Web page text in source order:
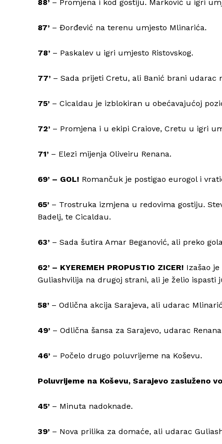
88’ – Promjena i kod gostiju. Marković u igri
87’ – Đorđević na terenu umjesto Mlinarića.
78’ – Paskalev u igri umjesto Ristovskog.
77’ – Sada prijeti Cretu, ali Banić brani udarac
75’ – Cicaldau je izblokiran u obećavajućoj
72’ – Promjena i u ekipi Craiove, Cretu u igri
71’ – Elezi mijenja Oliveiru Renana.
69’ – GOL! Romančuk je postigao eurogol i
65’ – Trostruka izmjena u redovima gostiju.
Badelj, te Cicaldau.
63’ – Sada šutira Amar Beganović, ali preko
62’ – KYEREMEH PROPUSTIO ZICER! Izašao
Guliashvilija na drugoj strani, ali je želio ispasti
58’ – Odlična akcija Sarajeva, ali udarac
49’ – Odlična šansa za Sarajevo, udarac
46’ – Počelo drugo poluvrijeme na Koševu.
Poluvrijeme na Koševu, Sarajevo zasluženo
45’ – Minuta nadoknade.
39’ – Nova prilika za domaće, ali udarac